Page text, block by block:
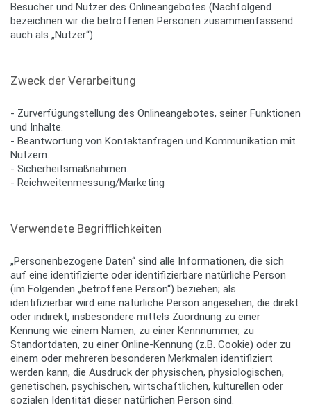
Besucher und Nutzer des Onlineangebotes (Nachfolgend
bezeichnen wir die betroffenen Personen zusammenfassend
auch als „Nutzer“).
Zweck der Verarbeitung
- Zurverfügungstellung des Onlineangebotes, seiner Funktionen
und Inhalte.
- Beantwortung von Kontaktanfragen und Kommunikation mit
Nutzern.
- Sicherheitsmaßnahmen.
- Reichweitenmessung/Marketing
Verwendete Begrifflichkeiten
„Personenbezogene Daten“ sind alle Informationen, die sich
auf eine identifizierte oder identifizierbare natürliche Person
(im Folgenden „betroffene Person“) beziehen; als
identifizierbar wird eine natürliche Person angesehen, die direkt
oder indirekt, insbesondere mittels Zuordnung zu einer
Kennung wie einem Namen, zu einer Kennnummer, zu
Standortdaten, zu einer Online-Kennung (z.B. Cookie) oder zu
einem oder mehreren besonderen Merkmalen identifiziert
werden kann, die Ausdruck der physischen, physiologischen,
genetischen, psychischen, wirtschaftlichen, kulturellen oder
sozialen Identität dieser natürlichen Person sind.